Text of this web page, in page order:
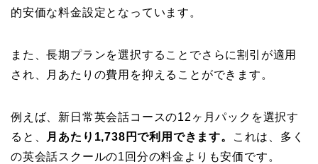
的安価な料金設定となっています。
また、長期プランを選択することでさらに割引が適用
され、月あたりの費用を抑えることができます。
例えば、新日常英会話コースの12ヶ月パックを選択す
ると、 月あたり1,738円で利用できます。
これは、多く
の英会話スクールの1回分の料金よりも安価です。